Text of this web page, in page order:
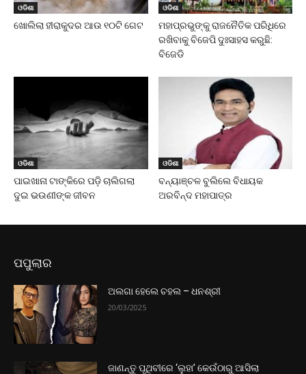
ଓଡିଶା
ଖୋଲିଲା ହୀରାକୁଦର ଆଉ ୧୦ଟି ଗେଟ
ଓଡିଶା
ମହାପ୍ରଭୁଙ୍କୁ ରାଜନୈତିକ ପରିଧିରେ
ରଖିବାକୁ ବିଜେପି ଦୁଃସାହସ କରୁଛି:
ବିଜେଡି
ଓଡିଶା
ପାଇଖାନା ଟାଙ୍କିରେ ପଡ଼ି ଚାଲିଗଲା
ଦୁଇ ଭଉଣୀଙ୍କ ଜୀବନ
ଓଡିଶା
ବନ୍ୟାଞ୍ଚଳ ବୁଲିଲେ ବିଧାୟକ
ଅରବିନ୍ଦ ମହାପାତ୍ର
ପପୁଲାର
ଅଲଗା ହେଲେ ଚହଲ – ଧନଶ୍ରୀ
20/03/2025
ଜାଣନ୍ତୁ ପୃଥିବୀରେ ‘ଲୁହା’ କେଉଁଠାରୁ ଆସିଲା